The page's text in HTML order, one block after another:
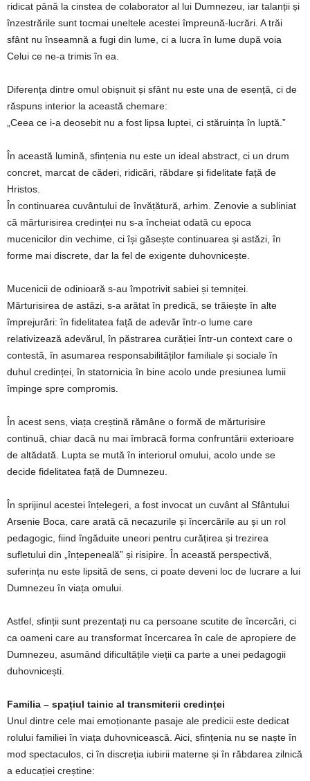
ridicat până la cinstea de colaborator al lui Dumnezeu, iar talanții și
înzestrările sunt tocmai uneltele acestei împreună-lucrări. A trăi
sfânt nu înseamnă a fugi din lume, ci a lucra în lume după voia
Celui ce ne-a trimis în ea.
Diferența dintre omul obișnuit și sfânt nu este una de esență, ci de
răspuns interior la această chemare:
„Ceea ce i-a deosebit nu a fost lipsa luptei, ci stăruința în luptă.”
În această lumină, sfințenia nu este un ideal abstract, ci un drum
concret, marcat de căderi, ridicări, răbdare și fidelitate față de
Hristos.
În continuarea cuvântului de învățătură, arhim. Zenovie a subliniat
că mărturisirea credinței nu s-a încheiat odată cu epoca
mucenicilor din vechime, ci își găsește continuarea și astăzi, în
forme mai discrete, dar la fel de exigente duhovnicește.
Mucenicii de odinioară s-au împotrivit sabiei și temniței.
Mărturisirea de astăzi, s-a arătat în predică, se trăiește în alte
împrejurări: în fidelitatea față de adevăr într-o lume care
relativizează adevărul, în păstrarea curăției într-un context care o
contestă, în asumarea responsabilităților familiale și sociale în
duhul credinței, în statornicia în bine acolo unde presiunea lumii
împinge spre compromis.
În acest sens, viața creștină rămâne o formă de mărturisire
continuă, chiar dacă nu mai îmbracă forma confruntării exterioare
de altădată. Lupta se mută în interiorul omului, acolo unde se
decide fidelitatea față de Dumnezeu.
În sprijinul acestei înțelegeri, a fost invocat un cuvânt al Sfântului
Arsenie Boca, care arată că necazurile și încercările au și un rol
pedagogic, fiind îngăduite uneori pentru curățirea și trezirea
sufletului din „înțepeneală” și risipire. În această perspectivă,
suferința nu este lipsită de sens, ci poate deveni loc de lucrare a lui
Dumnezeu în viața omului.
Astfel, sfinții sunt prezentați nu ca persoane scutite de încercări, ci
ca oameni care au transformat încercarea în cale de apropiere de
Dumnezeu, asumând dificultățile vieții ca parte a unei pedagogii
duhovnicești.
Familia – spațiul tainic al transmiterii credinței
Unul dintre cele mai emoționante pasaje ale predicii este dedicat
rolului familiei în viața duhovnicească. Aici, sfințenia nu se naște în
mod spectaculos, ci în discreția iubirii materne și în răbdarea zilnică
a educației creștine: